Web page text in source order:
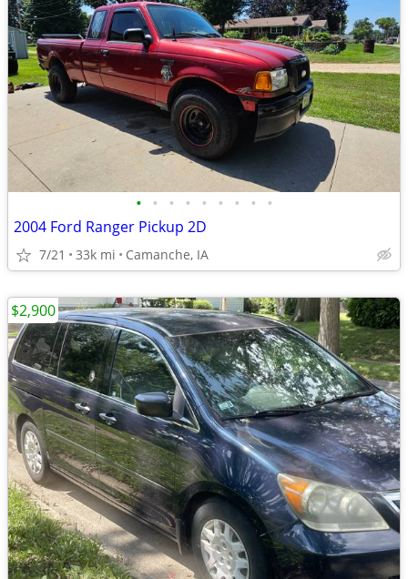
• • • • • • • • •
2004 Ford Ranger Pickup 2D
7/21 33k mi Camanche, IA
$2,900